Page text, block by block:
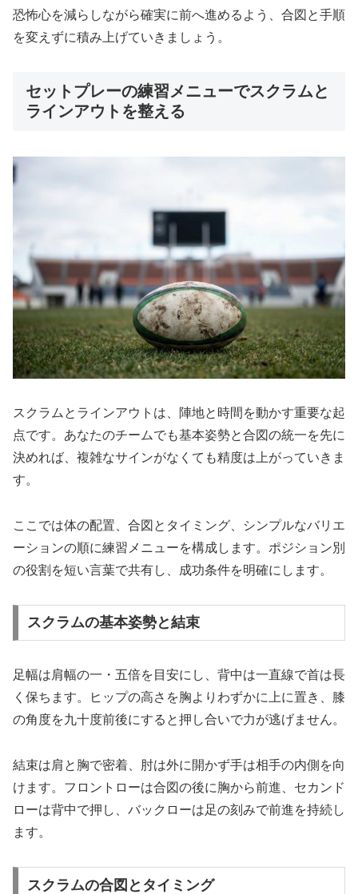
恐怖心を減らしながら確実に前へ進めるよう、合図と手順
を変えずに積み上げていきましょう。
セットプレーの練習メニューでスクラムと
ラインアウトを整える
スクラムとラインアウトは、陣地と時間を動かす重要な起
点です。あなたのチームでも基本姿勢と合図の統一を先に
決めれば、複雑なサインがなくても精度は上がっていきま
す。
ここでは体の配置、合図とタイミング、シンプルなバリエ
ーションの順に練習メニューを構成します。ポジション別
の役割を短い言葉で共有し、成功条件を明確にします。
スクラムの基本姿勢と結束
足幅は肩幅の一・五倍を目安にし、背中は一直線で首は長
く保ちます。ヒップの高さを胸よりわずかに上に置き、膝
の角度を九十度前後にすると押し合いで力が逃げません。
結束は肩と胸で密着、肘は外に開かず手は相手の内側を向
けます。フロントローは合図の後に胸から前進、セカンド
ローは背中で押し、バックローは足の刻みで前進を持続し
ます。
スクラムの合図とタイミング